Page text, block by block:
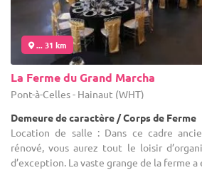
... 31 km
La Ferme du Grand Marcha
Pont-à-Celles - Hainaut (WHT)
Demeure de caractère / Corps de Ferme
Location de salle : Dans ce cadre
rénové, vous aurez tout le loisir
d’exception. La vaste grange de la ferme a